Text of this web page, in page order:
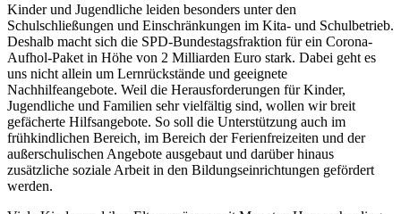
Kinder und Jugendliche leiden besonders unter den
Schulschließungen und Einschränkungen im Kita- und Schulbetrieb.
Deshalb macht sich die SPD-Bundestagsfraktion für ein Corona-
Aufhol-Paket in Höhe von 2 Milliarden Euro stark. Dabei geht es
uns nicht allein um Lernrückstände und geeignete
Nachhilfeangebote. Weil die Herausforderungen für Kinder,
Jugendliche und Familien sehr vielfältig sind, wollen wir breit
gefächerte Hilfsangebote. So soll die Unterstützung auch im
frühkindlichen Bereich, im Bereich der Ferienfreizeiten und der
außerschulischen Angebote ausgebaut und darüber hinaus
zusätzliche soziale Arbeit in den Bildungseinrichtungen gefördert
werden.